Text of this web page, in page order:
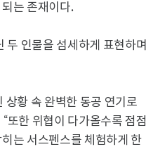
는 존재이다.
두 인물을 섬세하게 표현하며
상황 속 완벽한 동공 연기로
또한 위협이 다가올수록 점점
는 서스펜스를 체험하게 한